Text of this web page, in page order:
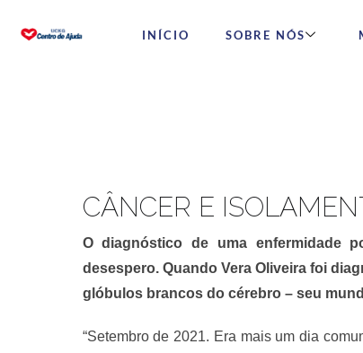
INÍCIO SOBRE NÓS
CÂNCER E
O diagnóstico de uma enfermidade
desespero. Quando Vera Oliveira foi
glóbulos brancos do cérebro – seu
“Setembro de 2021. Era mais um dia